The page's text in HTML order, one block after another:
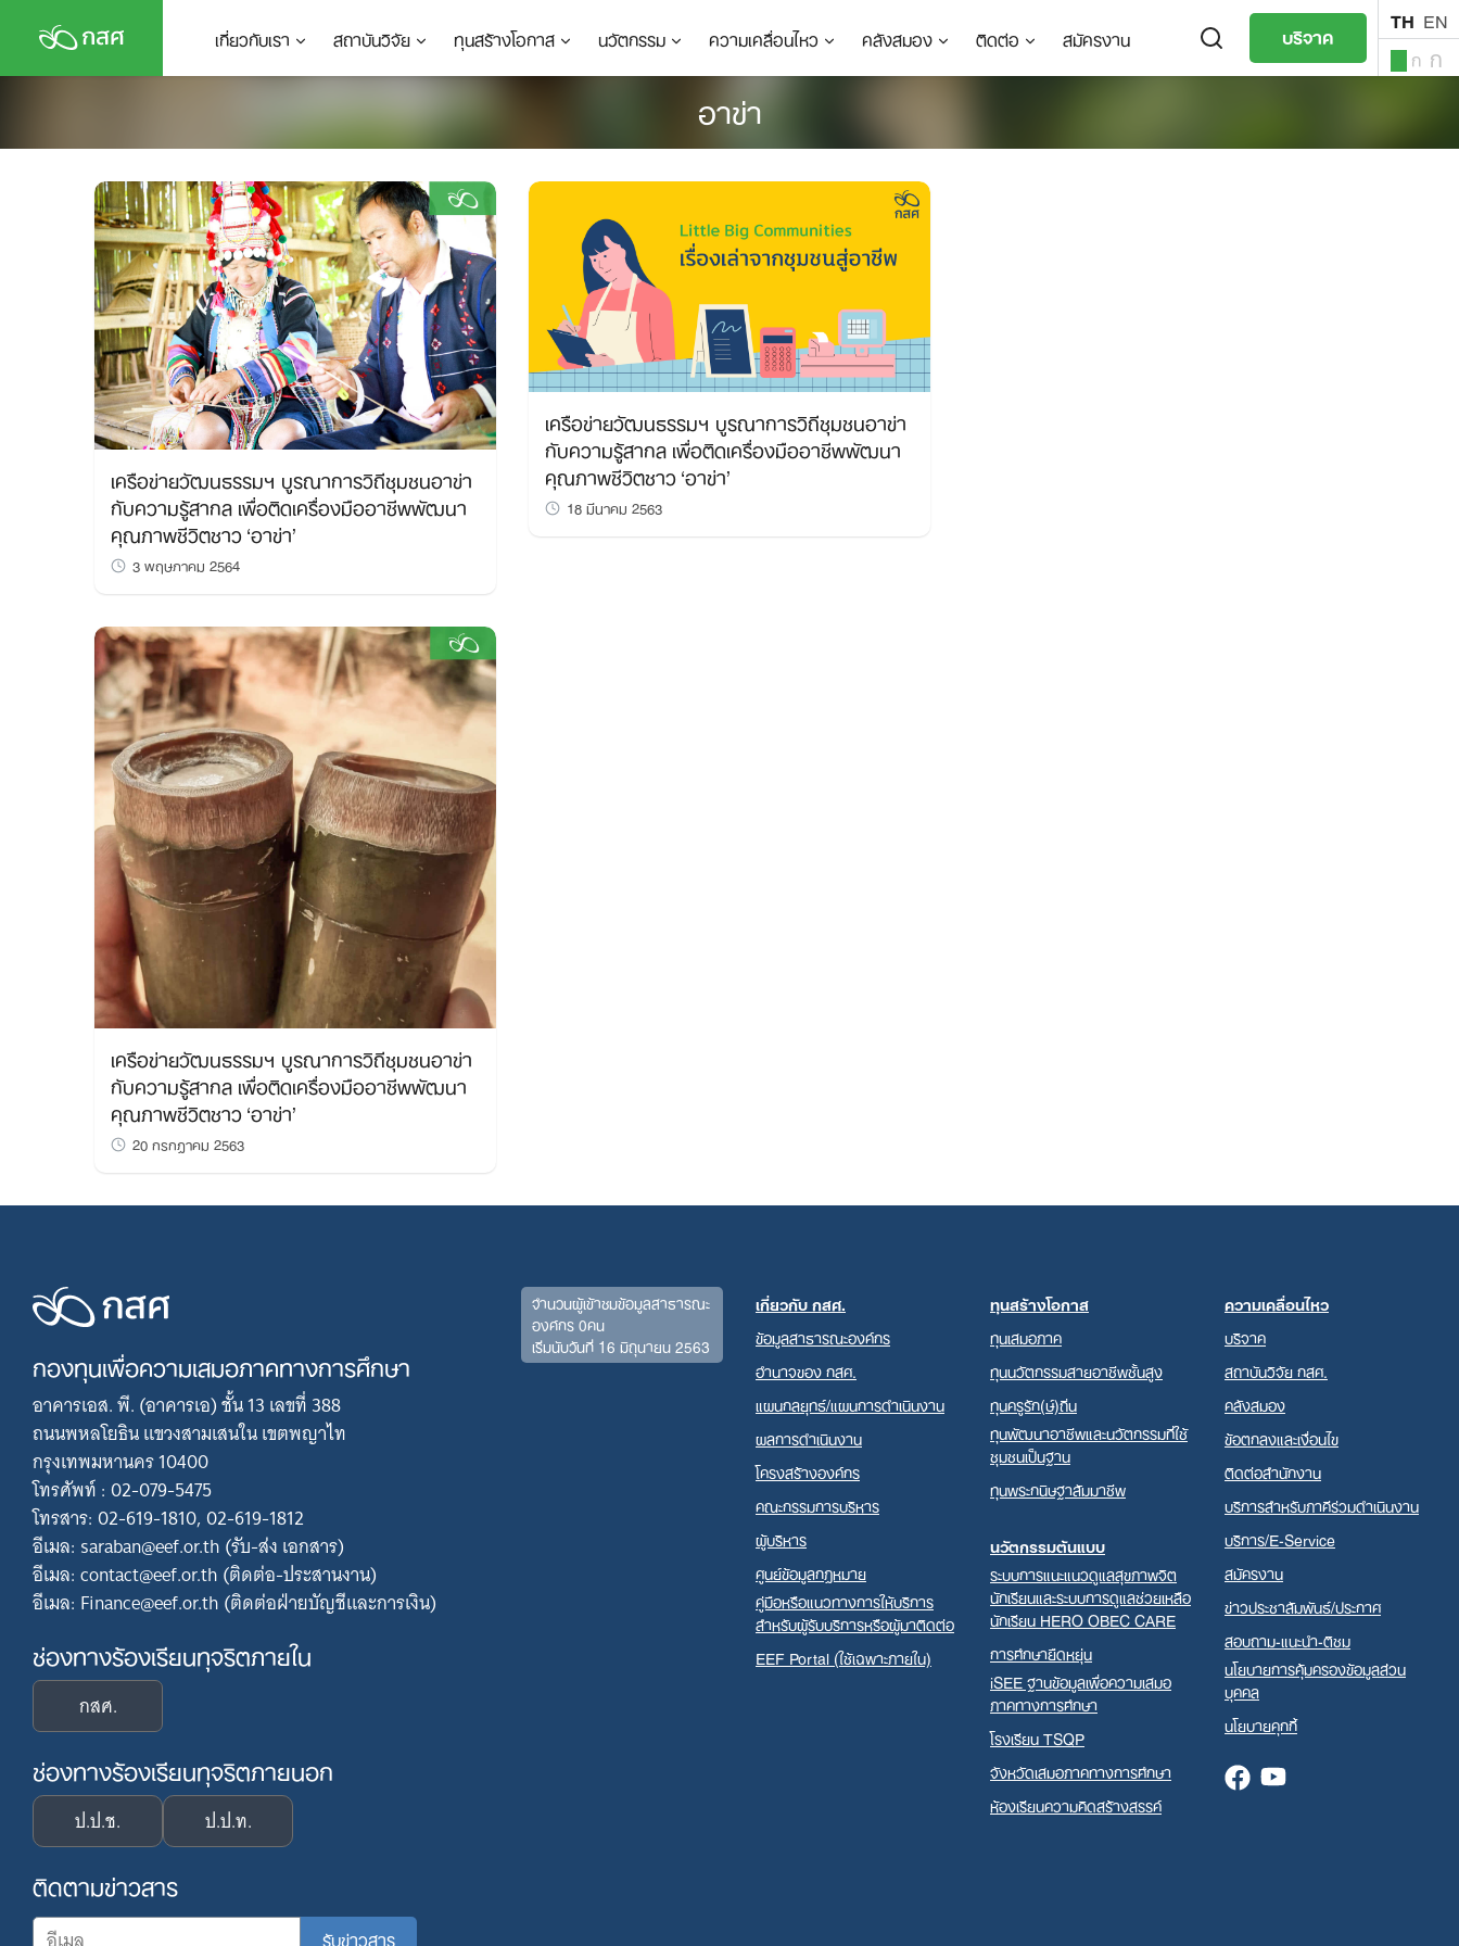
content
เกี่ยวกับเรา สถาบันวิจัย ทุนสร้างโอกาส นวัตกรรม ความเคลื่อนไหว คลังสมอง ติดต่อ สมัครงาน บริจาค TH EN
ก ก
อาข่า
เครือข่ายวัฒนธรรมฯ บูรณาการวิถีชุมชนอาข่า
กับความรู้สากล เพื่อติดเครื่องมืออาชีพพัฒนา
คุณภาพชีวิตชาว ‘อาข่า’
3 พฤษภาคม 2564
เครือข่ายวัฒนธรรมฯ บูรณาการวิถีชุมชนอาข่า
กับความรู้สากล เพื่อติดเครื่องมืออาชีพพัฒนา
คุณภาพชีวิตชาว ‘อาข่า’
20 กรกฎาคม 2563
เครือข่ายวัฒนธรรมฯ บูรณาการวิถีชุมชนอาข่า
กับความรู้สากล เพื่อติดเครื่องมืออาชีพพัฒนา
คุณภาพชีวิตชาว ‘อาข่า’
18 มีนาคม 2563
กองทุนเพื่อความเสมอภาคทางการศึกษา
อาคารเอส. พี. (อาคารเอ) ชั้น 13 เลขที่ 388
ถนนพหลโยธิน แขวงสามเสนใน เขตพญาไท
กรุงเทพมหานคร 10400
โทรศัพท์ : 02-079-5475
โทรสาร: 02-619-1810, 02-619-1812
อีเมล: saraban@eef.or.th (รับ-ส่ง เอกสาร)
อีเมล: contact@eef.or.th (ติดต่อ-ประสานงาน)
อีเมล: Finance@eef.or.th (ติดต่อฝ่ายบัญชีและการเงิน)
ช่องทางร้องเรียนทุจริตภายใน
กสศ.
ช่องทางร้องเรียนทุจริตภายนอก
ป.ป.ช. ป.ป.ท.
ติดตามข่าวสาร
จำนวนผู้เข้าชมข้อมูลสาธารณะ
องค์กร 0คน
เริ่มนับวันที่ 16 มิถุนายน 2563
เกี่ยวกับ กสศ.
ข้อมูลสาธารณะองค์กร
อำนาจของ กสศ.
แผนกลยุทธ์/แผนการดำเนินงาน
ผลการดำเนินงาน
โครงสร้างองค์กร
คณะกรรมการบริหาร
ผู้บริหาร
ศูนย์ข้อมูลกฎหมาย
คู่มือหรือแนวทางการให้บริการ
สำหรับผู้รับบริการหรือผู้มาติดต่อ
EEF Portal (ใช้เฉพาะภายใน)
ทุนสร้างโอกาส
ทุนเสมอภาค
ทุนนวัตกรรมสายอาชีพชั้นสูง
ทุนครูรัก(ษ์)ถิ่น
ทุนพัฒนาอาชีพและนวัตกรรมที่ใช้
ชุมชนเป็นฐาน
ทุนพระกนิษฐาสัมมาชีพ
นวัตกรรมต้นแบบ
ระบบการแนะแนวดูแลสุขภาพจิต
นักเรียนและระบบการดูแลช่วยเหลือ
นักเรียน HERO OBEC CARE
การศึกษายืดหยุ่น
iSEE ฐานข้อมูลเพื่อความเสมอ
ภาคทางการศึกษา
โรงเรียน TSQP
จังหวัดเสมอภาคทางการศึกษา
ห้องเรียนความคิดสร้างสรรค์
ความเคลื่อนไหว
บริจาค
สถาบันวิจัย กสศ.
คลังสมอง
ข้อตกลงและเงื่อนไข
ติดต่อสำนักงาน
บริการสำหรับภาคีร่วมดำเนินงาน
บริการ/E-Service
สมัครงาน
ข่าวประชาสัมพันธ์/ประกาศ
สอบถาม-แนะนำ-ติชม
นโยบายการคุ้มครองข้อมูลส่วน
บุคคล
นโยบายคุกกี้
FacebookYoutube